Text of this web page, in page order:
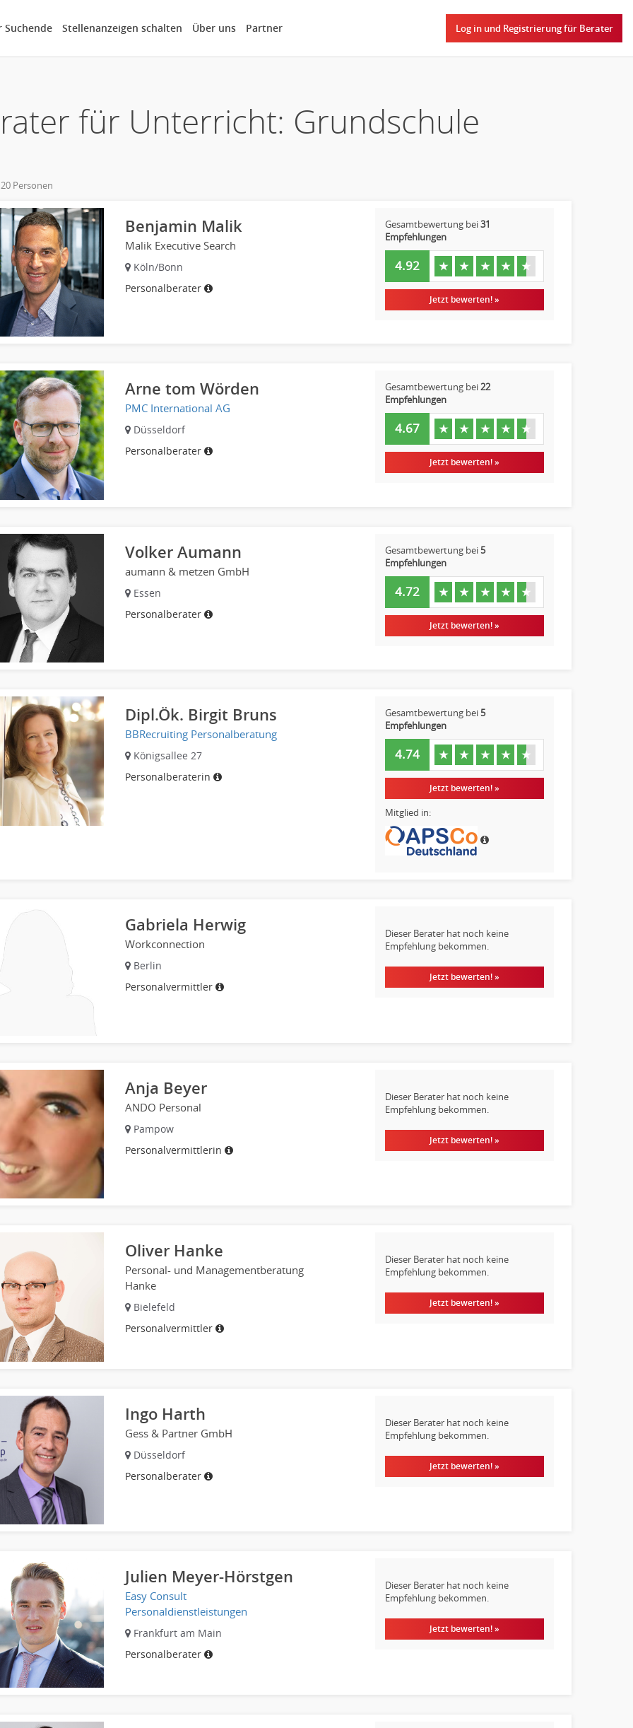
Suchende Stellenanzeigen schalten Über uns Partner Log in und Registrierung für Berater
für Unterricht: Grundschule
Personen
Benjamin Malik
Malik Executive Search
Köln/Bonn
Personalberater
Gesamtbewertung bei31
Empfehlungen
4.92 ★ ★ ★ ★ ★
Jetzt bewerten! »
Arne tom Wörden
PMC International AG
Düsseldorf
Personalberater
Gesamtbewertung bei22
Empfehlungen
4.67 ★ ★ ★ ★ ★
Jetzt bewerten! »
Volker Aumann
aumann & metzen GmbH
Essen
Personalberater
Gesamtbewertung bei5
Empfehlungen
4.72 ★ ★ ★ ★ ★
Jetzt bewerten! »
Dipl.Ök. Birgit Bruns
BBRecruiting Personalberatung
Königsallee 27
Personalberaterin
Gesamtbewertung bei5
Empfehlungen
4.74 ★ ★ ★ ★ ★
Jetzt bewerten! »
Mitglied in:
Gabriela Herwig
Workconnection
Berlin
Personalvermittler
Dieser Berater hat noch keine
Empfehlung bekommen.
Jetzt bewerten! »
Anja Beyer
ANDO Personal
Pampow
Personalvermittlerin
Dieser Berater hat noch keine
Empfehlung bekommen.
Jetzt bewerten! »
Oliver Hanke
Personal- und Managementberatung
Hanke
Bielefeld
Personalvermittler
Dieser Berater hat noch keine
Empfehlung bekommen.
Jetzt bewerten! »
Ingo Harth
Gess & Partner GmbH
Düsseldorf
Personalberater
Dieser Berater hat noch keine
Empfehlung bekommen.
Jetzt bewerten! »
Julien Meyer-Hörstgen
Easy Consult
Personaldienstleistungen
Frankfurt am Main
Personalberater
Dieser Berater hat noch keine
Empfehlung bekommen.
Jetzt bewerten! »